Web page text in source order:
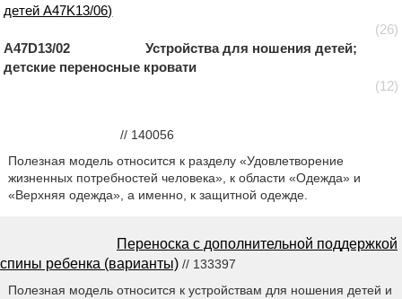
детей A47K13/06)
(26)
A47D13/02 Устройства для ношения детей;
детские переносные кровати
(12)
// 140056
Полезная модель относится к разделу «Удовлетворение
жизненных потребностей человека», к области «Одежда» и
«Верхняя одежда», а именно, к защитной одежде.
Переноска с дополнительной поддержкой
спины ребенка (варианты) // 133397
Полезная модель относится к устройствам для ношения детей и